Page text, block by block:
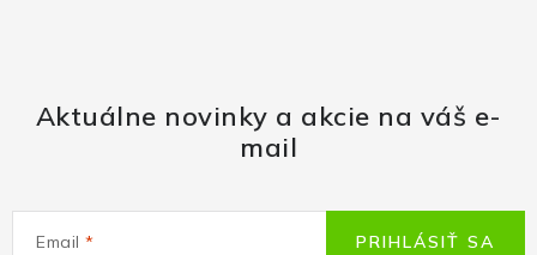
Aktuálne novinky a akcie na váš e-
mail
Email PRIHLÁSIŤ SA